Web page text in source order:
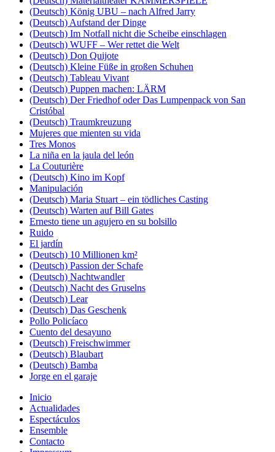
(Deutsch) König UBU – nach Alfred Jarry
(Deutsch) Aufstand der Dinge
(Deutsch) Im Notfall nicht die Scheibe einschlagen
(Deutsch) WUFF – Wer rettet die Welt
(Deutsch) Don Quijote
(Deutsch) Kleine Füße in großen Schuhen
(Deutsch) Tableau Vivant
(Deutsch) Puppen machen: LÄRM
(Deutsch) Der Friedhof oder Das Lumpenpack von San
Cristóbal
(Deutsch) Traumkreuzung
Mujeres que mienten su vida
Tres Monos
La niña en la jaula del león
La Couturière
(Deutsch) Kino im Kopf
Manipulación
(Deutsch) Maria Stuart – ein tödliches Casting
(Deutsch) Warten auf Bill Gates
Ernesto tiene un agujero en su bolsillo
Ruido
El jardín
(Deutsch) 10 Millionen km²
(Deutsch) Passion der Schafe
(Deutsch) Nachtwandler
(Deutsch) Nacht des Gruselns
(Deutsch) Lear
(Deutsch) Das Geschenk
Pollo Policíaco
Cuento del desayuno
(Deutsch) Freischwimmer
(Deutsch) Blaubart
(Deutsch) Bamba
Jorge en el garaje
Inicio
Actualidades
Espectáculos
Ensemble
Contacto